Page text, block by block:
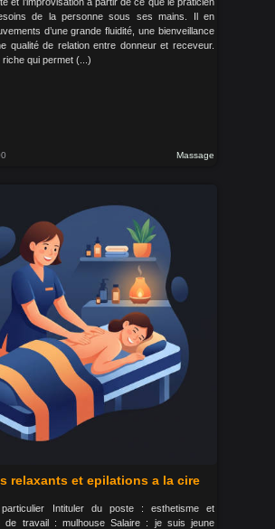
de la personne sous ses mains. Il en
d’une grande fluidité, une bienveillance
qualité de relation entre donneur et receveur.
qui permet (...)
Massage
relaxants et epilations a la cire
Intituler du poste : esthetisme et
de travail : mulhouse Salaire : je suis jeune